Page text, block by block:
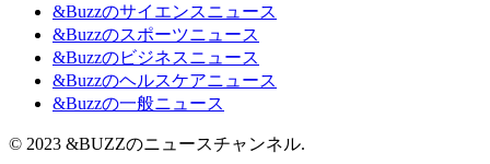
&Buzzのサイエンスニュース
&Buzzのスポーツニュース
&Buzzのビジネスニュース
&Buzzのヘルスケアニュース
&Buzzの一般ニュース
© 2023 &BUZZのニュースチャンネル.